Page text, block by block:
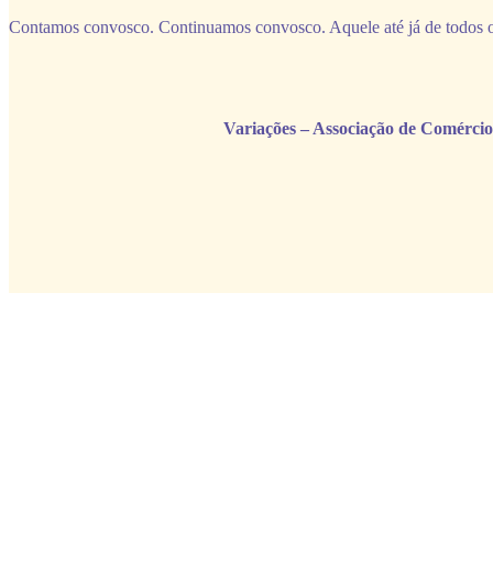
Contamos convosco. Continuamos convosco. Aquele até já de todos
Variações – Associação de